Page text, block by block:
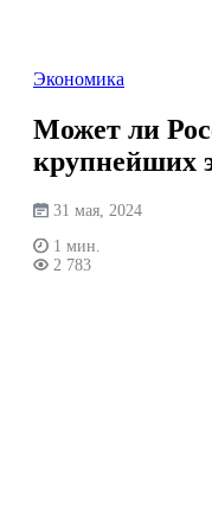
Экономика
Может ли
крупнейших
31 мая, 2024
1 мин.
2 783